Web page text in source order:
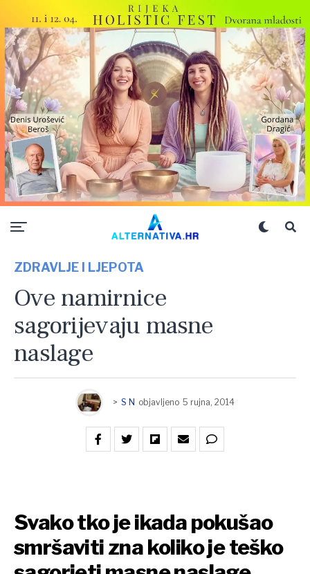
ZDRAVLJE I LJEPOTA
Ove namirnice
sagorijevaju masne
naslage
> S N objavljeno 5 rujna, 2014
Svako tko je ikada pokušao
smršaviti zna koliko je teško